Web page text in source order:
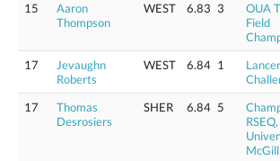
15
Aaron
Thompson
WEST 6.83 3
OUA
Field
17
Jevaughn
Roberts
WEST 6.84 1
17
Thomas
Desrosiers
SHER 6.84 5
RSEQ,
McGill